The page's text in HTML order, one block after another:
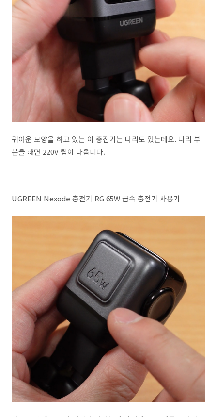
귀여운 모양을 하고 있는 이 충전기는 다리도 있는데요. 다리 부
분을 빼면 220V 팁이 나옵니다.
UGREEN Nexode 충전기 RG 65W 급속 충전기 사용기